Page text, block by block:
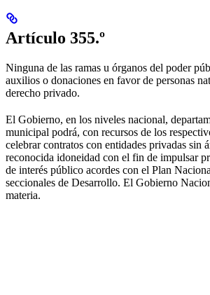
Artículo 355.º
Ninguna de las ramas u órganos del poder
auxilios o donaciones en favor de personas
derecho privado.
El Gobierno, en los niveles nacional,
municipal podrá, con recursos de los
celebrar contratos con entidades privadas sin
reconocida idoneidad con el fin de impulsar
de interés público acordes con el Plan
seccionales de Desarrollo. El Gobierno
materia.